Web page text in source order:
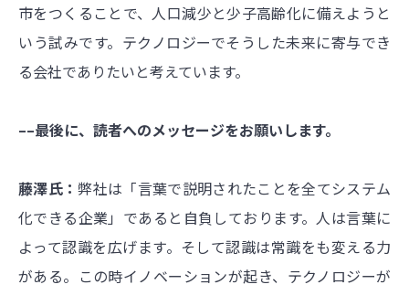
市をつくることで、人口減少と少子高齢化に備えようと
いう試みです。テクノロジーでそうした未来に寄与でき
る会社でありたいと考えています。
––最後に、読者へのメッセージをお願いします。
藤澤氏：弊社は「言葉で説明されたことを全てシステム
化できる企業」であると自負しております。人は言葉に
よって認識を広げます。そして認識は常識をも変える力
がある。この時イノベーションが起き、テクノロジーが